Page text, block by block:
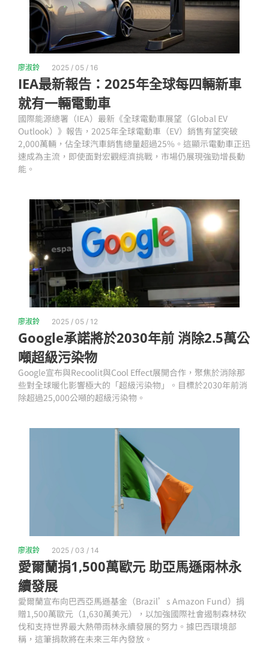
廖淑鈴 2025 / 05 / 16
IEA最新報告：2025年全球每四輛新車
就有一輛電動車
國際能源總署（IEA）最新《全球電動車展望（Global EV
Outlook）》報告，2025年全球電動車（EV）銷售有望突破
2,000萬輛，佔全球汽車銷售總量超過25%。這顯示電動車正迅
速成為主流，即使面對宏觀經濟挑戰，市場仍展現強勁增長動
能。
廖淑鈴 2025 / 05 / 12
Google承諾將於2030年前 消除2.5萬公
噸超級污染物
Google宣布與Recoolit與Cool Effect展開合作，聚焦於消除那
些對全球暖化影響極大的「超級污染物」。目標於2030年前消
除超過25,000公噸的超級污染物。
廖淑鈴 2025 / 03 / 14
愛爾蘭捐1,500萬歐元 助亞馬遜雨林永
續發展
愛爾蘭宣布向巴西亞馬遜基金（Brazil’s Amazon Fund）捐
贈1,500萬歐元（1,630萬美元），以加強國際社會遏制森林砍
伐和支持世界最大熱帶雨林永續發展的努力。據巴西環境部
稱，這筆捐款將在未來三年內發放。